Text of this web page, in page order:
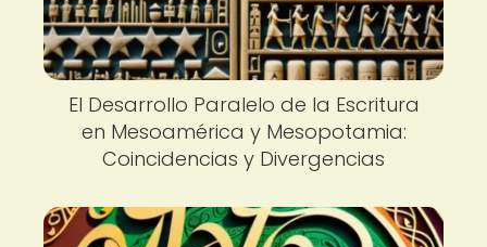
El Desarrollo Paralelo de la Escritura
en Mesoamérica y Mesopotamia:
Coincidencias y Divergencias